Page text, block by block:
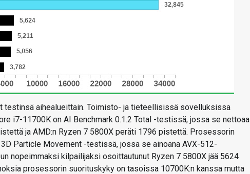
testinsä aihealueittain. Toimisto- ja tieteellisissä sovelluksissa
i7-11700K on AI Benchmark 0.1.2 Total -testissä, jossa se nettoaa
ja AMD:n Ryzen 7 5800X peräti 1796 pistettä. Prosessorin
Particle Movement -testissä, jossa se ainoana AVX-512-
nopeimmaksi kilpailijaksi osoittautunut Ryzen 7 5800X jää 5624
prosessorin suorituskyky on tasoissa 10700K:n kanssa mutta